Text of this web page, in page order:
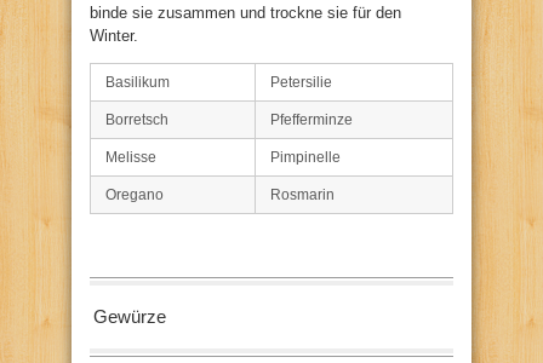
binde sie zusammen und trockne sie für den
Winter.
Basilikum Petersilie
Borretsch Pfefferminze
Melisse Pimpinelle
Oregano Rosmarin
Gewürze